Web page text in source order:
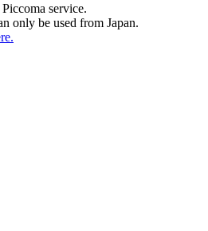
service.
only be used from Japan.